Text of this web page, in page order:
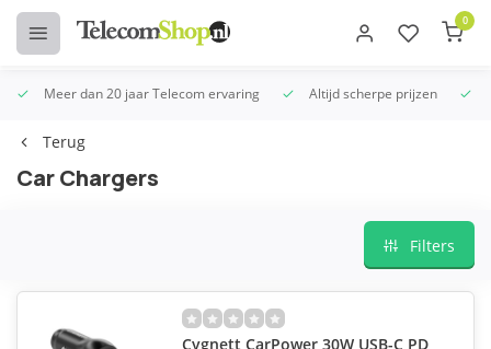
0
Meer dan 20 jaar Telecom ervaring Altijd scherpe prijzen
Terug
Car Chargers
Filters
Cygnett CarPower 30W USB-C PD